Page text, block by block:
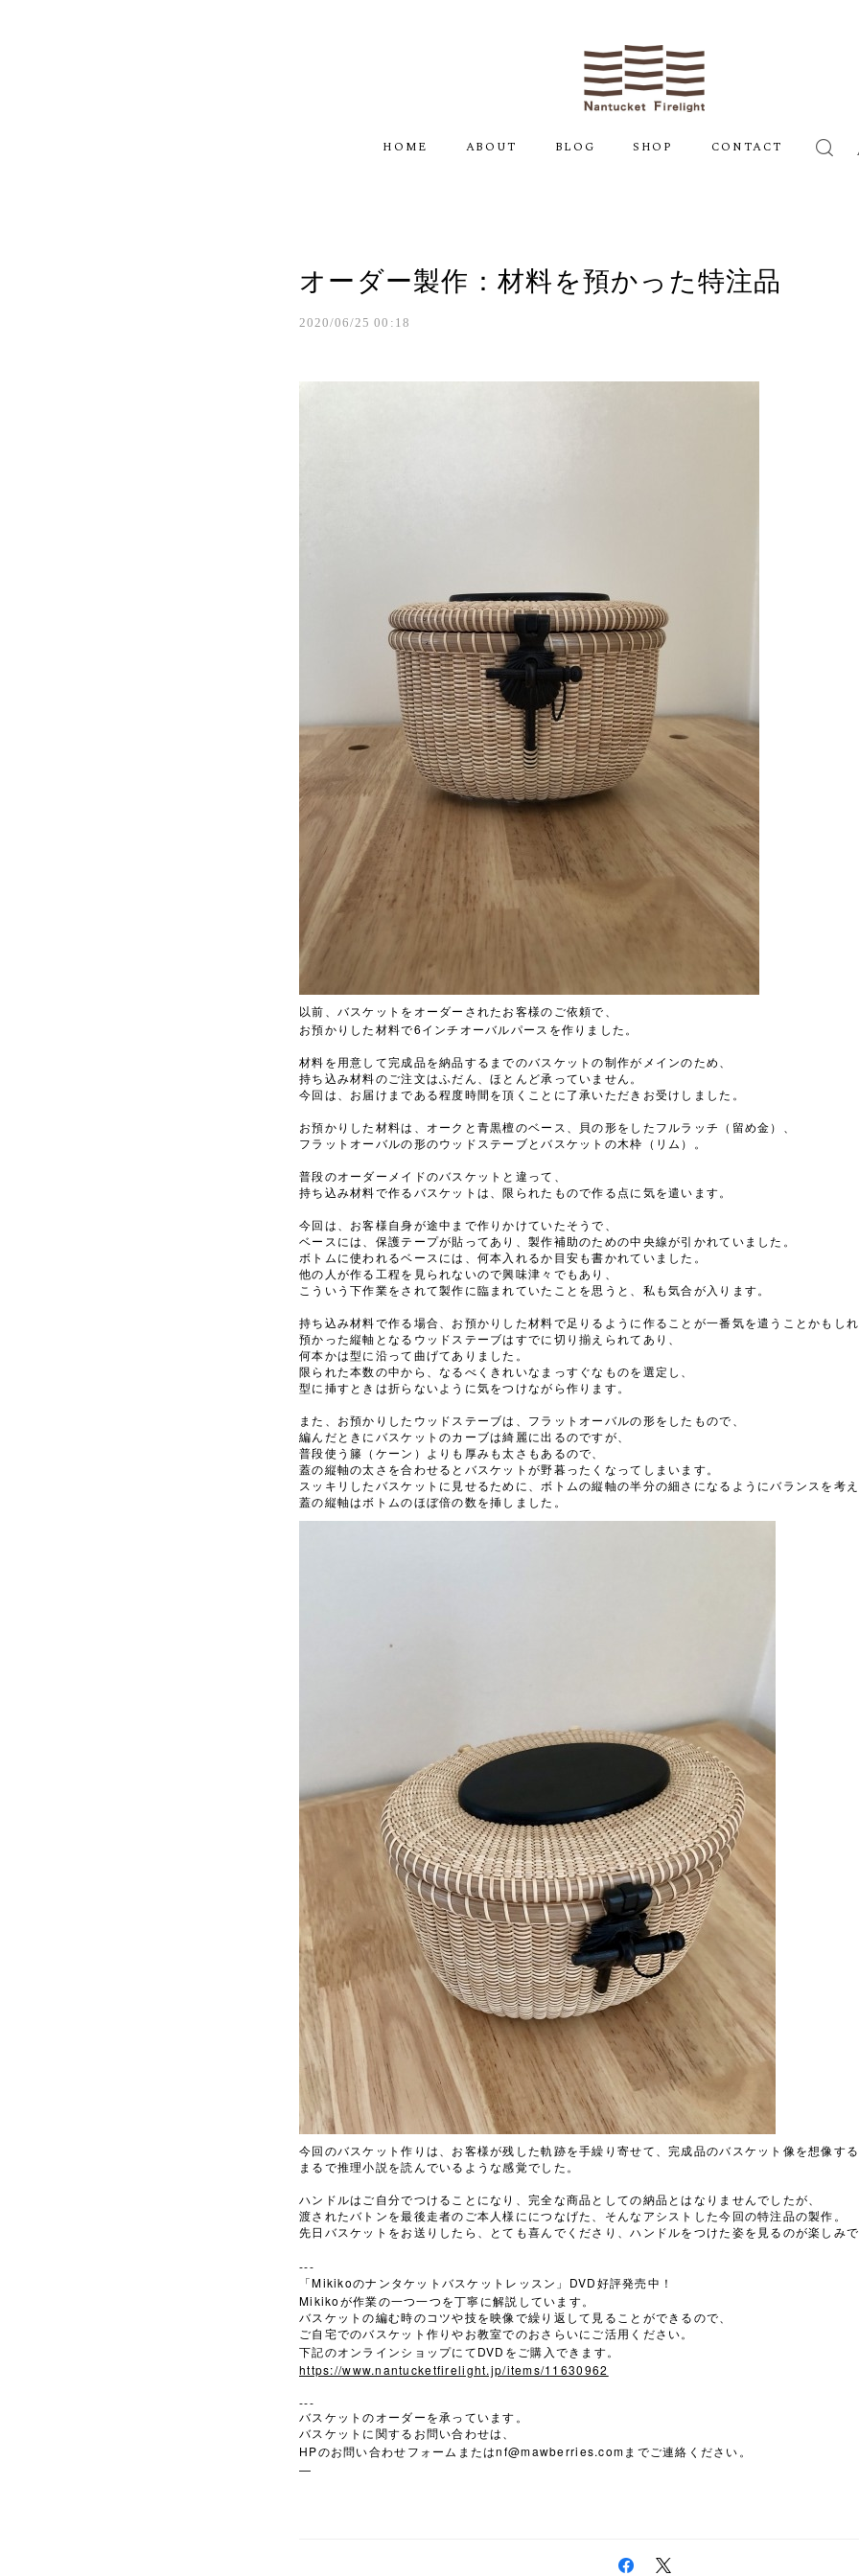
HOME ABOUT BLOG SHOP CONTACT
オーダー製作：材料を預かった特注品
2020/06/25 00:18
以前、バスケットをオーダーされたお客様のご依頼で、
お預かりした材料で6 インチオーバルパースを作りました 。
材料を用意して完成品を納品するまでのバスケットの制作がメインのため、
持ち込み材料のご注文はふだん、ほとんど承っていません。
今回は、お届けまである程度時間を頂くことに了承いただきお受けしました。
お預かりした材料は、オークと青黒檀のベース、貝の形をしたフルラッチ（留め金）、
フラットオーバルの形のウッドステーブとバスケットの木枠（リム）。
普段のオーダーメイドのバスケットと違って、
持ち込み材料で作るバスケットは、限られたもので作る点に気を遣います。
今回は、お客様自身が途中まで作りかけていたそうで、
ベースには、保護テープが貼ってあり、製作補助のための中央線が引かれていました。
ボトムに使われるベースには、何本入れるか目安も書かれていました。
他の人が作る工程を見られないので興味津々でもあり、
こういう下作業をされて製作に臨まれていたことを思うと、私も気合が入ります。
持ち込み材料で作る場合、お預かりした材料で足りるように作ることが一番気を遣うことかもしれ
預かった縦軸となるウッドステーブはすでに切り揃えられてあり、
何本かは型に沿って曲げてありました。
限られた本数の中から、なるべくきれいなまっすぐなものを選定し、
型に挿すときは折らないように気をつけながら作ります。
また、お預かりしたウッドステーブは、フラットオーバルの形をしたもので、
編んだときにバスケットのカーブは綺麗に出るのですが、
普段使う籐（ケーン）よりも厚みも太さもあるので、
蓋の縦軸の太さを合わせるとバスケットが野暮ったくなってしまいます。
スッキリしたバスケットに見せるために、ボトムの縦軸の半分の細さになるようにバランスを考え
蓋の縦軸はボトムのほぼ倍の数を挿しました。
今回のバスケット作りは、お客様が残した軌跡を手繰り寄せて、完成品のバスケット像を想像する
まるで推理小説を読んでいるような感覚でした。
ハンドルはご自分でつけることになり、完全な商品としての納品とはなりませんでしたが、
渡されたバトンを最後走者のご本人様ににつなげた、そんなアシストした今回の特注品の製作。
先日バスケットをお送りしたら、とても喜んでくださり、ハンドルをつけた姿を見るのが楽しみで
---
「Mikikoのナンタケットバスケット レッスン」 DVD 好評発売中！
Mikiko が作業の一つ一つを丁寧に解説しています。
バスケットの編む時のコツや技を映像で繰り返して見ることができるので、
ご自宅でのバスケット作りやお教室でのおさらいにご活用ください。
下記のオンラインショップにて DVD をご購入できます。
https://www.nantucketfirelight.jp/items/11630962
---
バスケットのオーダーを承っています。
バスケットに関するお問い合わせは、
HPのお問い合わせフォームまたはnf@mawberries.com までご連絡ください。
—